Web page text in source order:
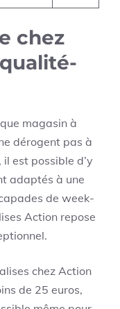
chez
magasin à
dérogent pas à
est possible d’y
adaptés à une
de week-
Action repose
chez Action
de 25 euros,